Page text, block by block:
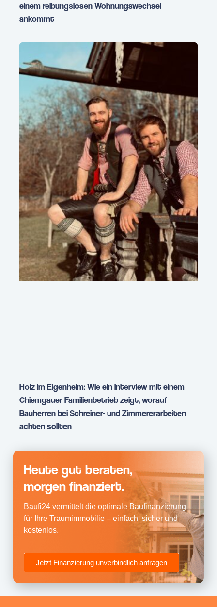
einem reibungslosen Wohnungswechsel
ankommt
Holz im Eigenheim: Wie ein Interview mit einem
Chiemgauer Familienbetrieb zeigt, worauf
Bauherren bei Schreiner- und Zimmererarbeiten
achten sollten
Heute gut beraten,
morgen finanziert.
Baufi24 vermittelt die optimale Baufinanzierung
für Ihre Traumimmobilie – einfach, sicher und
kostenlos.
Jetzt Finanzierung unverbindlich anfragen